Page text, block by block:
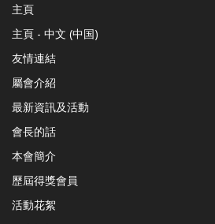
主頁
主頁 - 中文 (中国)
友情連結
屬會介紹
最新資訊及活動
會長的話
本會簡介
歷屆得獎會員
活動花絮